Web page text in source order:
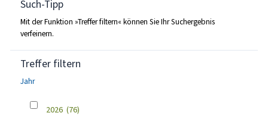
Such-Tipp
Mit der Funktion »Treffer filtern« können Sie Ihr Suchergebnis
verfeinern.
Treffer filtern
Jahr
2026 (76)